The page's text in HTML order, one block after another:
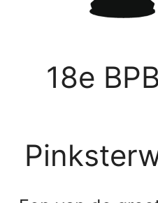
18e